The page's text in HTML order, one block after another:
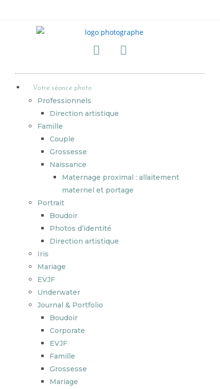
Votre séance photo
Professionnels
Direction artistique
Famille
Couple
Grossesse
Naissance
Maternage proximal : allaitement
maternel et portage
Portrait
Boudoir
Photos d’identité
Direction artistique
Iris
Mariage
EVJF
Underwater
Journal & Portfolio
Boudoir
Corporate
EVJF
Famille
Grossesse
Mariage